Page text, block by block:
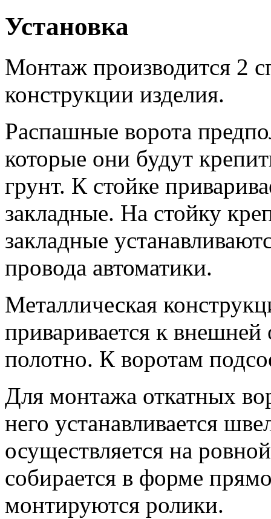
Установка
Монтаж производится 2
конструкции изделия.
Распашные ворота
которые они будут
грунт. К стойке
закладные. На стойку
закладные
провода автоматики.
Металлическая
приваривается к
полотно. К воротам
Для монтажа откатных
него устанавливается
осуществляется на
собирается в форме
монтируются ролики.